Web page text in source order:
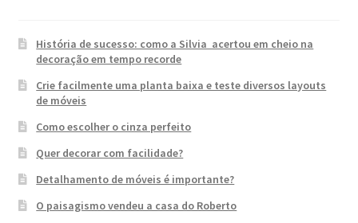
História de sucesso: como a Silvia acertou em cheio na
decoração em tempo recorde
Crie facilmente uma planta baixa e teste diversos layouts
de móveis
Como escolher o cinza perfeito
Quer decorar com facilidade?
Detalhamento de móveis é importante?
O paisagismo vendeu a casa do Roberto